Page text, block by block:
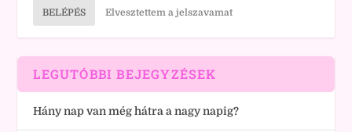
BELÉPÉS Elvesztettem a jelszavamat
LEGUTÓBBI BEJEGYZÉSEK
Hány nap van még hátra a nagy napig?